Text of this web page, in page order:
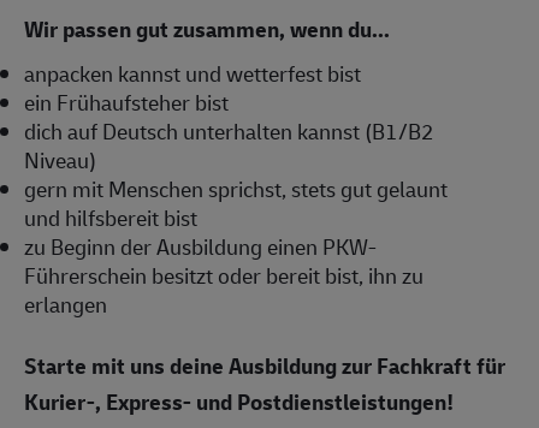
Wir passen gut zusammen, wenn du...
anpacken kannst und wetterfest bist
ein Frühaufsteher bist
dich auf Deutsch unterhalten kannst (B1/B2
Niveau)
gern mit Menschen sprichst, stets gut gelaunt
und hilfsbereit bist
zu Beginn der Ausbildung einen PKW-
Führerschein besitzt oder bereit bist, ihn zu
erlangen
Starte mit uns deine Ausbildung zur Fachkraft für
Kurier-, Express- und Postdienstleistungen!